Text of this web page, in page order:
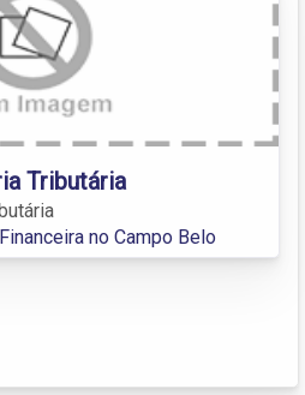
Tributária
no Campo Belo